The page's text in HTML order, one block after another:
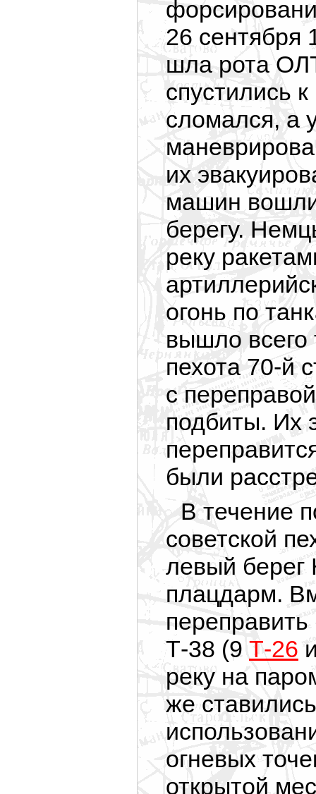
26 сентября
шла рота
спустились
сломался, а
их
машин
берегу.
реку
огонь по
вышло
пехота 70-й
с
подбиты. Их
были
В течение
советской
левый берег
плацдарм.
Т-38 (9 Т-26
реку на
же
огневых
открытой